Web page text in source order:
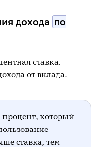
дохода по
ставка,
от вклада.
процент, который
ставка, тем